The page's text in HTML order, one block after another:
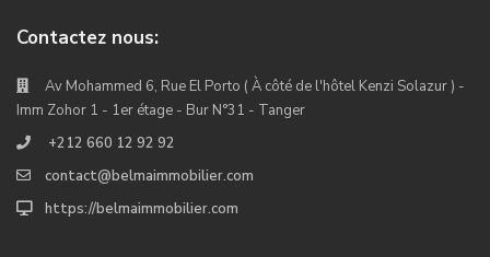
Contactez nous:
Av Mohammed 6, Rue El Porto ( À côté de l'hôtel Kenzi Solazur ) -
Imm Zohor 1 - 1er étage - Bur N°31 - Tanger
+212 660 12 92 92
contact@belmaimmobilier.com
https://belmaimmobilier.com